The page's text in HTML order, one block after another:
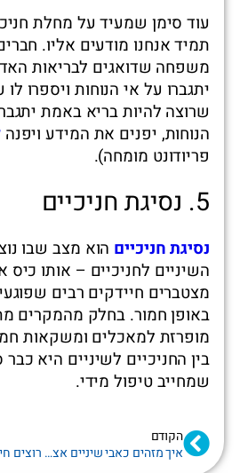
עוד סימן שמעיד על מחלת
תמיד אנחנו מודעים אליו.
משפחה שדואגים לבריאות
יתגברו על אי הנוחות ויספרו
שרוצה להיות בריא באמת
הנוחות, יפנים את המידע ויפנה
פריודונט מומחה).
5. נסיגת חניכיים
נסיגת חניכיים הוא מצב שבו
השיניים לחניכיים – אותו
מצטברים חיידקים רבים
באופן חמור. בחלק מהמקרים
מופרזת למאכלים ומשקאות
בין החניכיים לשיניים היא
שמחייב טיפול מידי.
הקודם
איך מזהים כאבי שיניים אצל תינוקות